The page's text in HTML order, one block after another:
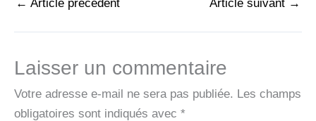
← Article précédent Article suivant →
Laisser un commentaire
Votre adresse e-mail ne sera pas publiée. Les champs
obligatoires sont indiqués avec *